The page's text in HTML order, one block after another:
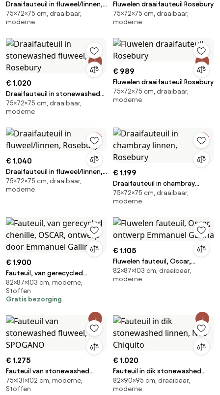
Draaifauteuil in fluweel/linnen,
Rosebury
75×72×75 cm, draaibaar,
moderne
Fluwelen draaifauteuil Rosebury
75×72×75 cm, draaibaar,
moderne
€ 1.020
Draaifauteuil in stonewashed
fluweel, Rosebury
75×72×75 cm, draaibaar,
moderne
€ 989
Fluwelen draaifauteuil Rosebury
75×72×75 cm, draaibaar,
moderne
€ 1.040
Draaifauteuil in fluweel/linnen,
Rosebury
75×72×75 cm, draaibaar,
moderne
€ 1.199
Draaifauteuil in chambray
linnen, Rosebury
75×72×75 cm, draaibaar,
moderne
€ 1.900
Fauteuil, van gerecycled
chenille, OSCAR, ontwerp door
Emmanuel Gallina
82×87×103 cm, moderne,
Stoffen
Gratis bezorging
€ 1.105
Fluwelen fauteuil, Oscar,
ontwerp Emmanuel Gallina
82×87×103 cm, draaibaar,
moderne
€ 1.275
Fauteuil van stonewashed
fluweel, SPOGANO
75×131×102 cm, moderne,
Stoffen
€ 1.020
Fauteuil in dik stonewashed
linnen, Neo Chiquito
82×90×95 cm, draaibaar,
moderne